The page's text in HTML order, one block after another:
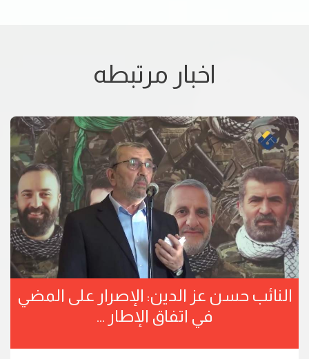
اخبار مرتبطه
النائب حسن عز الدين: الإصرار على المضي
في اتفاق الإطار ...